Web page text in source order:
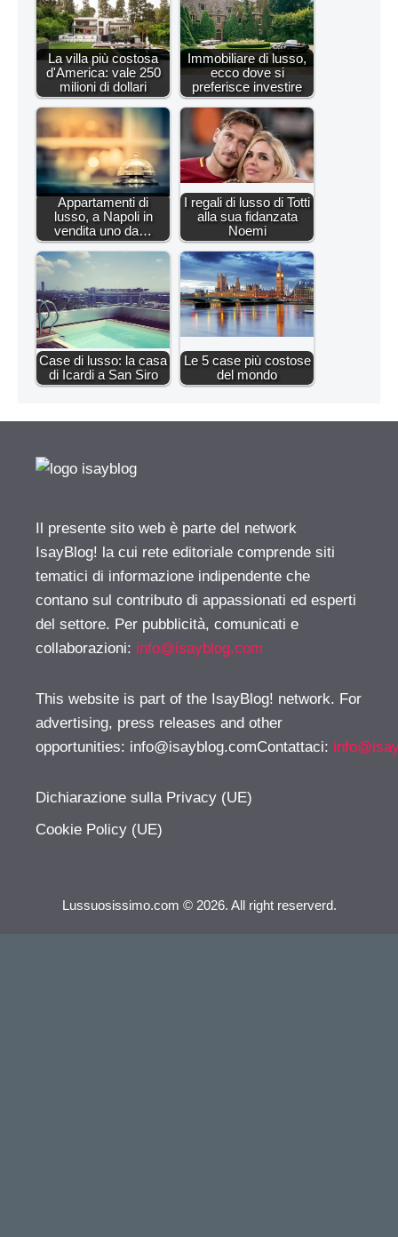
La villa più costosa
d'America: vale 250
milioni di dollari
Immobiliare di lusso,
ecco dove si
preferisce investire
Appartamenti di
lusso, a Napoli in
vendita uno da…
I regali di lusso di Totti
alla sua fidanzata
Noemi
Case di lusso: la casa
di Icardi a San Siro
Le 5 case più costose
del mondo
Il presente sito web è parte del network
IsayBlog! la cui rete editoriale comprende siti
tematici di informazione indipendente che
contano sul contributo di appassionati ed esperti
del settore. Per pubblicità, comunicati e
collaborazioni: info@isayblog.com
This website is part of the IsayBlog! network. For
advertising, press releases and other
opportunities: info@isayblog.comContattaci:
Dichiarazione sulla Privacy (UE)
Cookie Policy (UE)
Lussuosissimo.com © 2026. All right reserverd.